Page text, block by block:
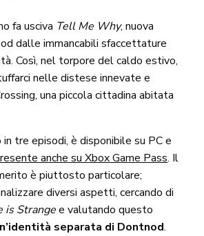
fa usciva Tell Me Why, nuova
dalle immancabili sfaccettature
Così, nel torpore del caldo estivo,
nelle distese innevate e
una piccola cittadina abitata
in tre episodi, è disponibile su PC e
anche su Xbox Game Pass. Il
è piuttosto particolare;
diversi aspetti, cercando di
is Strangee valutando questo
separata di Dontnod.